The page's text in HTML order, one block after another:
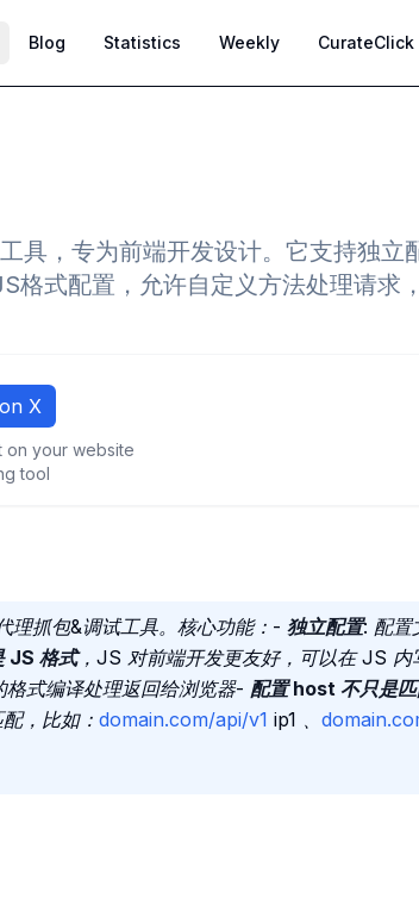
theme
Blog Statistics Weekly CurateClick
具，专为前端开发设计。它支持独立
格式配置，允许自定义方法处理请求
X
on your website
tool
抓包&调试工具。核心功能：- 独立配置: 配置
JS 格式，JS 对前端开发更友好，可以在 JS 内
式编译处理返回给浏览器- 配置 host 不只是
，比如： domain.com/api/v1 ip1 、